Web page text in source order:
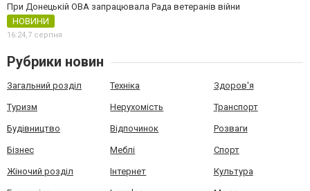
При Донецькій ОВА запрацювала Рада ветеранів війни
НОВИНИ
16:24,7 серпня
Рубрики новин
Загальний розділ Техніка Здоров'я
Туризм Нерухомість Транспорт
Будівництво Відпочинок Розваги
Бізнес Меблі Спорт
Жіночий розділ Інтернет Культура